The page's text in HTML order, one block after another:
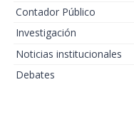
Contador Público
Investigación
Noticias institucionales
Debates